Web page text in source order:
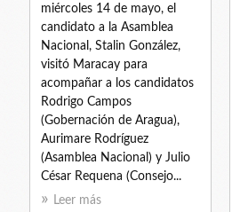
miércoles 14 de mayo, el
candidato a la Asamblea
Nacional, Stalin González,
visitó Maracay para
acompañar a los candidatos
Rodrigo Campos
(Gobernación de Aragua),
Aurimare Rodríguez
(Asamblea Nacional) y Julio
César Requena (Consejo...
Leer más